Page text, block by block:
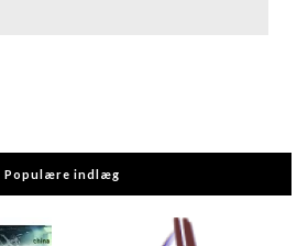
Populære indlæg